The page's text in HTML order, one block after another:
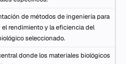
de métodos de ingeniería para
rendimiento y la eficiencia del
seleccionado.
donde los materiales biológicos